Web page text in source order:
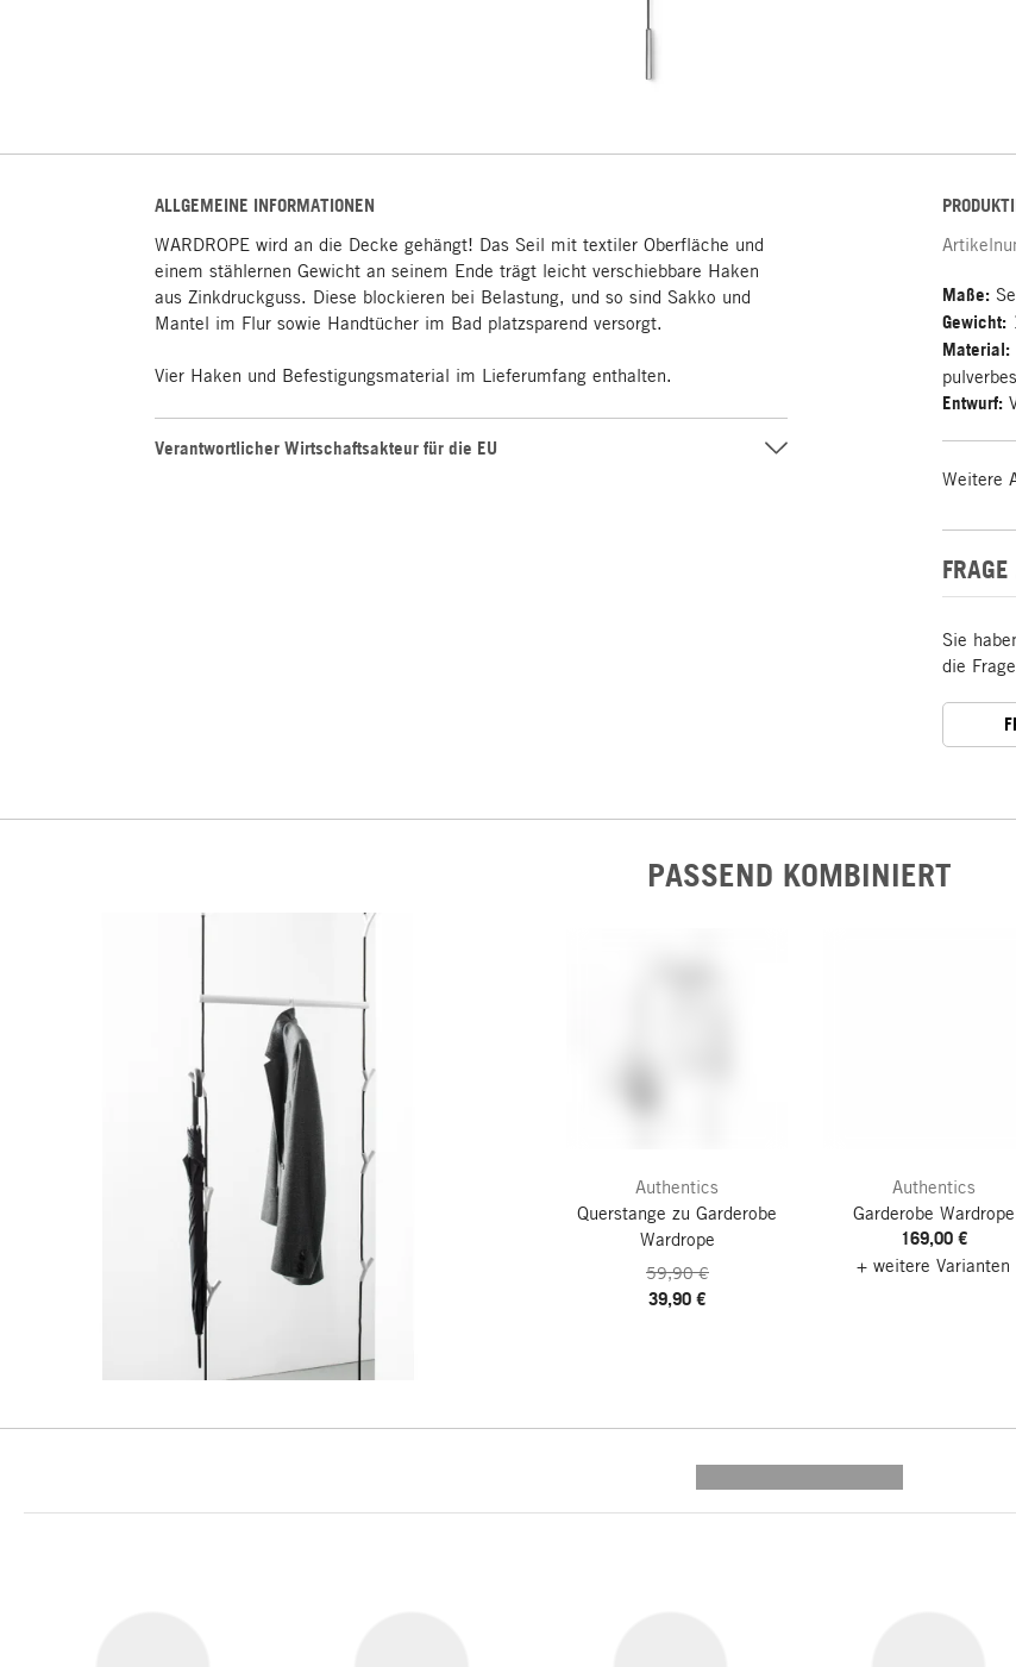
ALLGEMEINE INFORMATIONEN
WARDROPE wird an die Decke gehängt! Das Seil mit textiler Oberfläche und
einem stählernen Gewicht an seinem Ende trägt leicht verschiebbare Haken
aus Zinkdruckguss. Diese blockieren bei Belastung, und so sind Sakko und
Mantel im Flur sowie Handtücher im Bad platzsparend versorgt.
Vier Haken und Befestigungsmaterial im Lieferumfang enthalten.
Verantwortlicher Wirtschaftsakteur für die EU
Maße:
Gewicht:
Material:
Entwurf:
Weitere
Sie
die
PASSEND KOMBINIERT
Authentics
Querstange zu Garderobe
Wardrope
59,90 €
39,90 €
Authentics
Garderobe Wardrope
169,00 €
+ weitere Varianten